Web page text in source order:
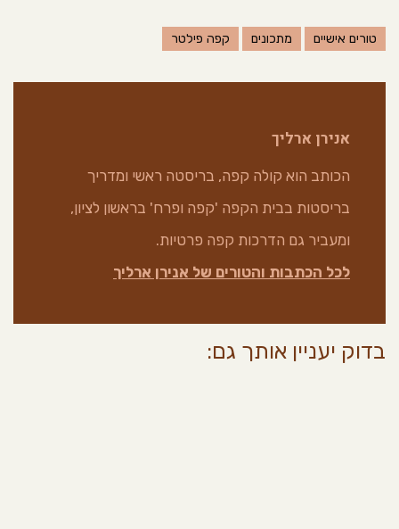
טורים אישיים מתכונים קפה פילטר
אנירן ארליך
הכותב הוא קולה קפה, בריסטה ראשי ומדריך
בריסטות בבית הקפה 'קפה ופרח' בראשון לציון,
ומעביר גם הדרכות קפה פרטיות.
לכל הכתבות והטורים של אנירן ארליך
בדוק יעניין אותך גם: